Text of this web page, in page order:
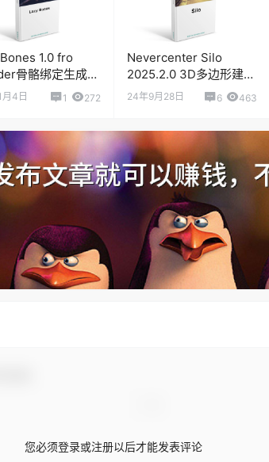
1.0 fro
骨骼绑定生成插
4日 1 272
Nevercenter Silo
2025.2.0 3D多边形建模
UV贴图软件
24年9月28日 6 463
您必须登录或注册以后才能发表评论